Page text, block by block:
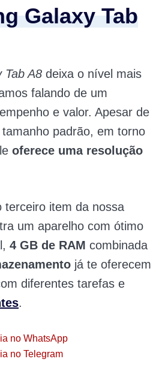
Galaxy Tab
Tab A8 deixa o nível mais
falando de um
e valor. Apesar de
padrão, em torno
oferece uma resolução
terceiro item da nossa
um aparelho com ótimo
4 GB de RAM combinada
já te oferecem
diferentes tarefas e
.
no WhatsApp
no Telegram